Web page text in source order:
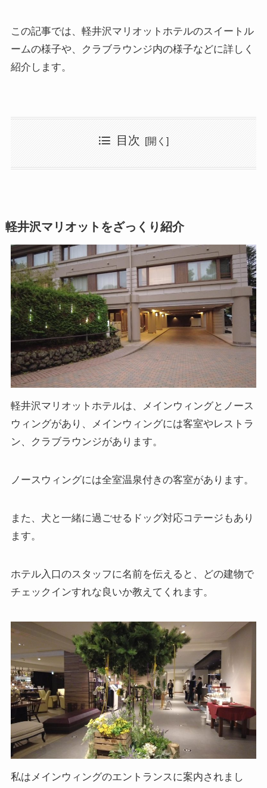
この記事では、軽井沢マリオットホテルのスイートル
ームの様子や、クラブラウンジ内の様子などに詳しく
紹介します。
目次
軽井沢マリオットをざっくり紹介
軽井沢マリオットホテルは、メインウィングとノース
ウィングがあり、メインウィングには客室やレストラ
ン、クラブラウンジがあります。
ノースウィングには全室温泉付きの客室があります。
また、犬と一緒に過ごせるドッグ対応コテージもあり
ます。
ホテル入口のスタッフに名前を伝えると、どの建物で
チェックインすれな良いか教えてくれます。
私はメインウィングのエントランスに案内されまし